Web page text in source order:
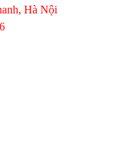
Hà Nội